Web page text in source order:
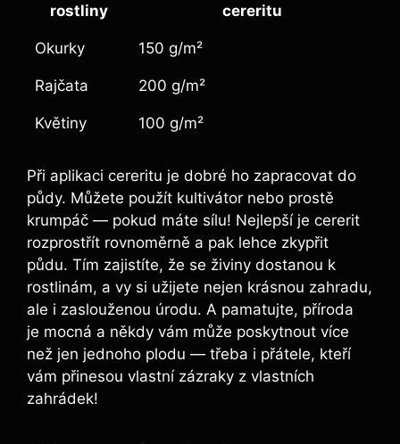
rostliny
cereritu
Okurky 150 g/m²
Rajčata 200 g/m²
Květiny 100 g/m²
Při aplikaci​ cereritu​ je dobré ho zapracovat do
půdy. Můžete použít ‌kultivátor nebo prostě
krumpáč — pokud máte sílu! Nejlepší je cererit
rozprostřít rovnoměrně a pak lehce zkypřit
půdu. Tím zajistíte, že se živiny dostanou k
rostlinám, a vy si užijete ‌nejen krásnou zahradu,
‍ale i zaslouženou úrodu. A pamatujte,‌ příroda
je mocná a někdy vám může‌ poskytnout více
než jen jednoho ​plodu — třeba i přátele, kteří
vám přinesou ⁤vlastní zázraky z vlastních
zahrádek!